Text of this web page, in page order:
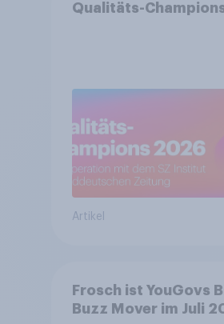
Qualitäts-
Artikel
Frosch ist YouGovs
Buzz Mover im Juli